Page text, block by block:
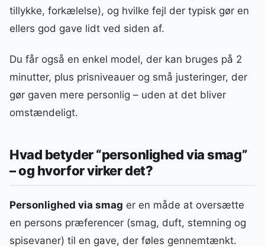
tillykke, forkælelse), og hvilke fejl der typisk gør en
ellers god gave lidt ved siden af.
Du får også en enkel model, der kan bruges på 2
minutter, plus prisniveauer og små justeringer, der
gør gaven mere personlig – uden at det bliver
omstændeligt.
Hvad betyder “personlighed via smag”
– og hvorfor virker det?
Personlighed via smag er en måde at oversætte
en persons præferencer (smag, duft, stemning og
spisevaner) til en gave, der føles gennemtænkt.